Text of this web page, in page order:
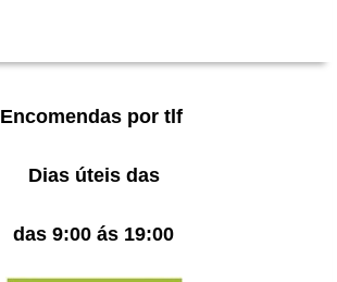
Encomendas por tlf
Dias úteis das
das 9:00 ás 19:00